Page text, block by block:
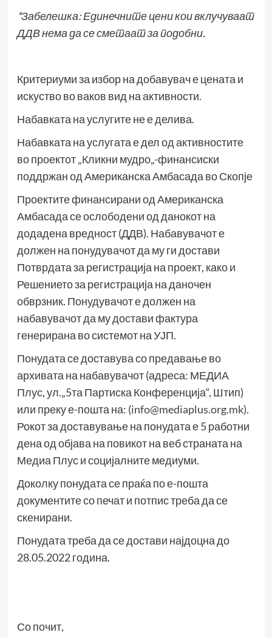
*Забелешка:Единечнитецени кои вклучуваат
ДДВ нема да се сметаат за подобни.
Критериуми за избор на добавувач е цената и
искуство во ваков вид на активности.
Набавката на услугите не е делива.
Набавката на услугата е дел од активностите
во проектот „Кликни мудро„-финансиски
поддржан од Американска Амбасада во Скопје
Проектите финансирани од Американска
Амбасада се ослободени од данокот на
додадена вредност (ДДВ). Набавувачот е
должен на понудувачот да му ги достави
Потврдата за регистрација на проект, како и
Решението за регистрација на даночен
обврзник. Понудувачот е должен на
набавувачот да му достави фактура
генерирана во системот на УЈП.
Понудата се доставува со предавање во
архивата на набавувачот (адреса: МЕДИА
Плус, ул.„5та Партиска Конференција“, Штип)
или преку е-пошта на: (info@mediaplus.org.mk).
Рокот за доставување на понудата е 5 работни
дена од објава на повикот на веб страната на
Медиа Плус и социјалните медиуми.
Доколку понудата се праќа по е-пошта
документите со печат и потпис треба да се
скенирани.
Понудата треба да се достави најдоцна до
28.05.2022 година.
Со почит,